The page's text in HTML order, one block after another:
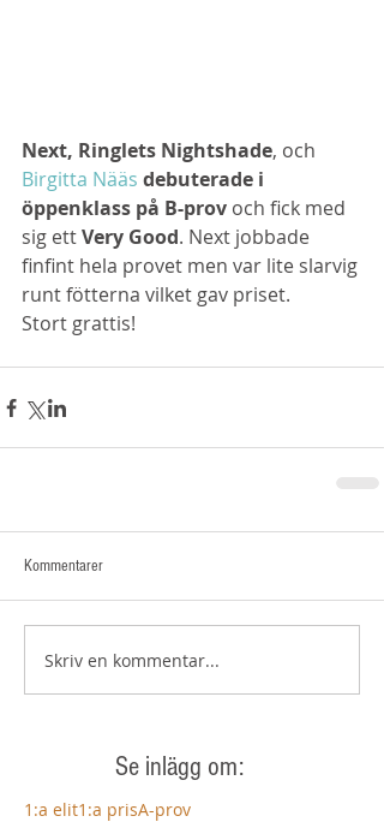
Next, Ringlets Nightshade, och
Birgitta Nääs debuterade i
öppenklass på B-prov och fick med
sig ett Very Good. Next jobbade
finfint hela provet men var lite slarvig
runt fötterna vilket gav priset.
Stort grattis!
Kommentarer
Skriv en kommentar...
Se inlägg om:
1:a elit1:a prisA-prov